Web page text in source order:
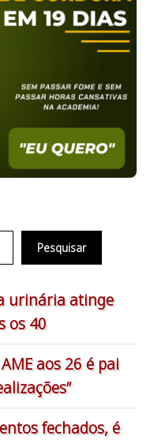
Pesquisar
urinária atinge
os 40
aos 26 é pai
fechados, é